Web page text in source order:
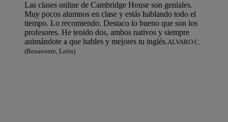
Las clases online de Cambridge House son geniales.
Muy pocos alumnos en clase y estás hablando todo el
tiempo. Lo recomiendo. Destaco lo bueno que son los
profesores. He tenido dos, ambos nativos y siempre
animándote a que hables y mejores tu inglés.ALVARO C.
(Benavente, León)